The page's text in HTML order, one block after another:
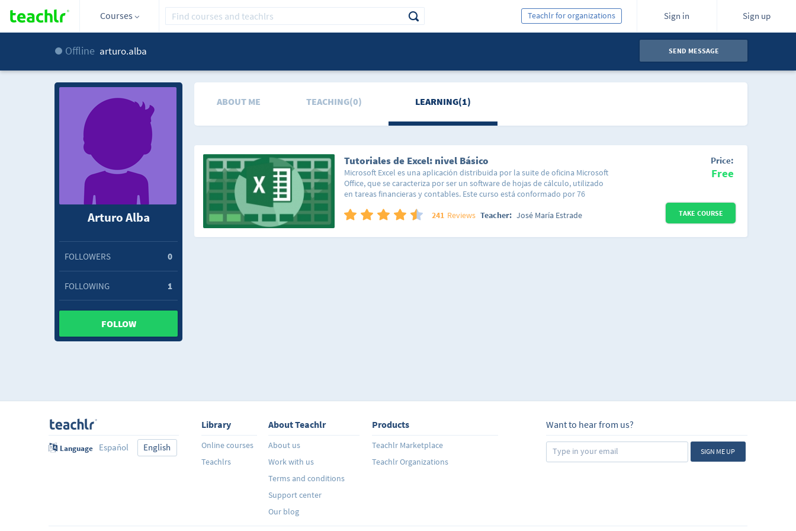
Courses Sign in Sign up
Teachlr for organizations
Offline arturo.alba SEND MESSAGE
Arturo Alba
FOLLOWERS 0
FOLLOWING 1
FOLLOW
ABOUT ME TEACHING(0) LEARNING(1)
Tutoriales de Excel: nivel Básico
Microsoft Excel es una aplicación distribuida por la suite de oficina Microsoft
Office, que se caracteriza por ser un software de hojas de cálculo, utilizado
en tareas financieras y contables. Este curso está conformado por 76
lineal y sencilla, así como saltar a una lección en específico que te enseñe a
lección está pensada para que domines totalmente cada aspecto de Excel
241 Reviews Teacher: José María Estrade
Price:
Free
TAKE COURSE
Language Español English
Library
Online courses
Teachlrs
About Teachlr
About us
Work with us
Terms and conditions
Support center
Our blog
Products
Teachlr Marketplace
Teachlr Organizations
Want to hear from us?
SIGN ME UP